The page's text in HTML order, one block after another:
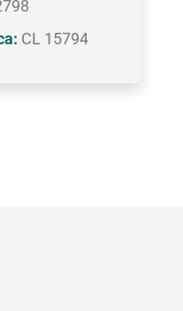
CL 15794